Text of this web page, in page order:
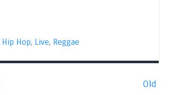
Hip Hop, Live, Reggae
Old